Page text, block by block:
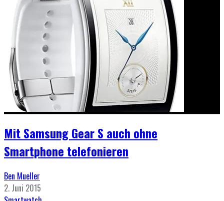
Mit Samsung Gear S auch ohne
Smartphone telefonieren
Ben Mueller
2. Juni 2015